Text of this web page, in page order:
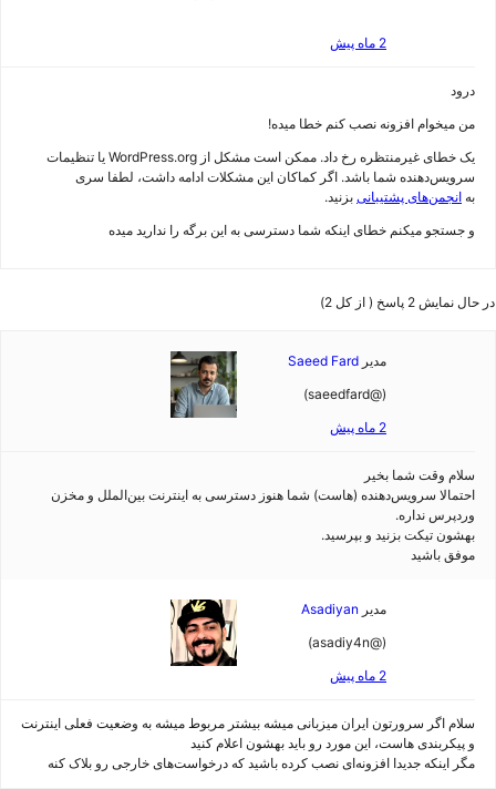
2 ماه پیش
درود
من میخوام افزونه نصب کنم خطا میده!
یک خطای غیرمنتظره رخ داد. ممکن است مشکل از WordPress.org یا تنظیمات
سرویس‌دهنده شما باشد. اگر کماکان این مشکلات ادامه داشت، لطفا سری
به انجمن‌های پشتیبانی بزنید.
و جستجو میکنم خطای اینکه شما دسترسی به این برگه را ندارید میده
در حال نمایش 2 پاسخ ( از کل 2)
مدیر Saeed Fard
(@saeedfard)
2 ماه پیش
سلام وقت شما بخیر
احتمالا سرویس‌دهنده (هاست) شما هنوز دسترسی به اینترنت بین‌الملل و مخزن
وردپرس نداره.
بهشون تیکت بزنید و بپرسید.
موفق باشید
مدیر Asadiyan
(@asadiy4n)
2 ماه پیش
سلام اگر سرورتون ایران میزبانی میشه بیشتر مربوط میشه به وضعیت فعلی اینترنت
و پیکربندی هاست، این مورد رو باید بهشون اعلام کنید
مگر اینکه جدیدا افزونه‌ای نصب کرده باشید که درخواست‌های خارجی رو بلاک کنه